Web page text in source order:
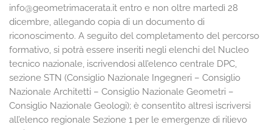
info@geometrimacerata.it entro e non oltre martedì 28
dicembre, allegando copia di un documento di
riconoscimento. A seguito del completamento del percorso
formativo, si potrà essere inseriti negli elenchi del Nucleo
tecnico nazionale, iscrivendosi all’elenco centrale DPC,
sezione STN (Consiglio Nazionale Ingegneri – Consiglio
Nazionale Architetti – Consiglio Nazionale Geometri –
Consiglio Nazionale Geologi); è consentito altresì iscriversi
all’elenco regionale Sezione 1 per le emergenze di rilievo